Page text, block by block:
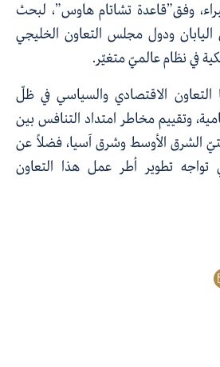
وفق”قاعدة تشاتام هاوس”، لبحث
اليابان ودول مجلس التعاون الخليجي
في نظام عالميّ متغيّر.
التعاون الاقتصادي والسياسي في ظلّ
وتقييم مخاطر امتداد التنافس بين
الشرق الأوسط وشرق آسيا، فضلاً عن
تواجه تطوير أطر عمل هذا التعاون